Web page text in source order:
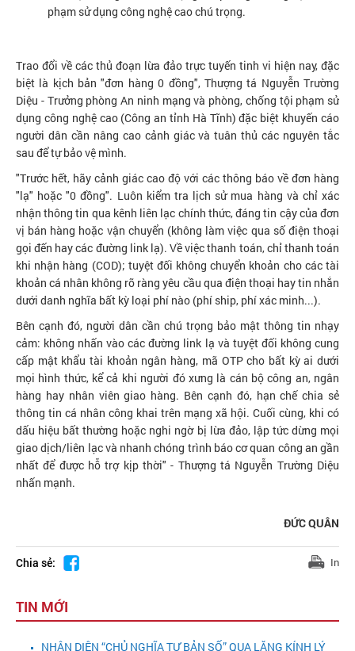
phạm sử dụng công nghệ cao chú trọng.
Trao đổi về các thủ đoạn lừa đảo trực tuyến tinh vi hiện nay, đặc
biệt là kịch bản "đơn hàng 0 đồng", Thượng tá Nguyễn Trường
Diệu - Trưởng phòng An ninh mạng và phòng, chống tội phạm sử
dụng công nghệ cao (Công an tỉnh Hà Tĩnh) đặc biệt khuyến cáo
người dân cần nâng cao cảnh giác và tuân thủ các nguyên tắc
sau để tự bảo vệ mình.
"Trước hết, hãy cảnh giác cao độ với các thông báo về đơn hàng
"lạ" hoặc "0 đồng". Luôn kiểm tra lịch sử mua hàng và chỉ xác
nhận thông tin qua kênh liên lạc chính thức, đáng tin cậy của đơn
vị bán hàng hoặc vận chuyển (không làm việc qua số điện thoại
gọi đến hay các đường link lạ). Về việc thanh toán, chỉ thanh toán
khi nhận hàng (COD); tuyệt đối không chuyển khoản cho các tài
khoản cá nhân không rõ ràng yêu cầu qua điện thoại hay tin nhắn
dưới danh nghĩa bất kỳ loại phí nào (phí ship, phí xác minh...).
Bên cạnh đó, người dân cần chú trọng bảo mật thông tin nhạy
cảm: không nhấn vào các đường link lạ và tuyệt đối không cung
cấp mật khẩu tài khoản ngân hàng, mã OTP cho bất kỳ ai dưới
mọi hình thức, kể cả khi người đó xưng là cán bộ công an, ngân
hàng hay nhân viên giao hàng. Bên cạnh đó, hạn chế chia sẻ
thông tin cá nhân công khai trên mạng xã hội. Cuối cùng, khi có
dấu hiệu bất thường hoặc nghi ngờ bị lừa đảo, lập tức dừng mọi
giao dịch/liên lạc và nhanh chóng trình báo cơ quan công an gần
nhất để được hỗ trợ kịp thời" - Thượng tá Nguyễn Trường Diệu
nhấn mạnh.
ĐỨC QUÂN
Chia sẻ: In
TIN MỚI
NHẬN DIỆN “CHỦ NGHĨA TƯ BẢN SỐ” QUA LĂNG KÍNH LÝ